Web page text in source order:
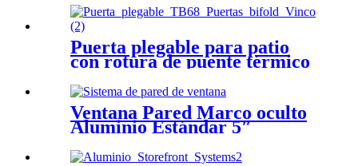
una solución moderna y
elegante
Puerta plegable para patio
con rotura de puente térmico
y mosquitera TB75
Ventana Pared Marco oculto
Aluminio Estándar 5″